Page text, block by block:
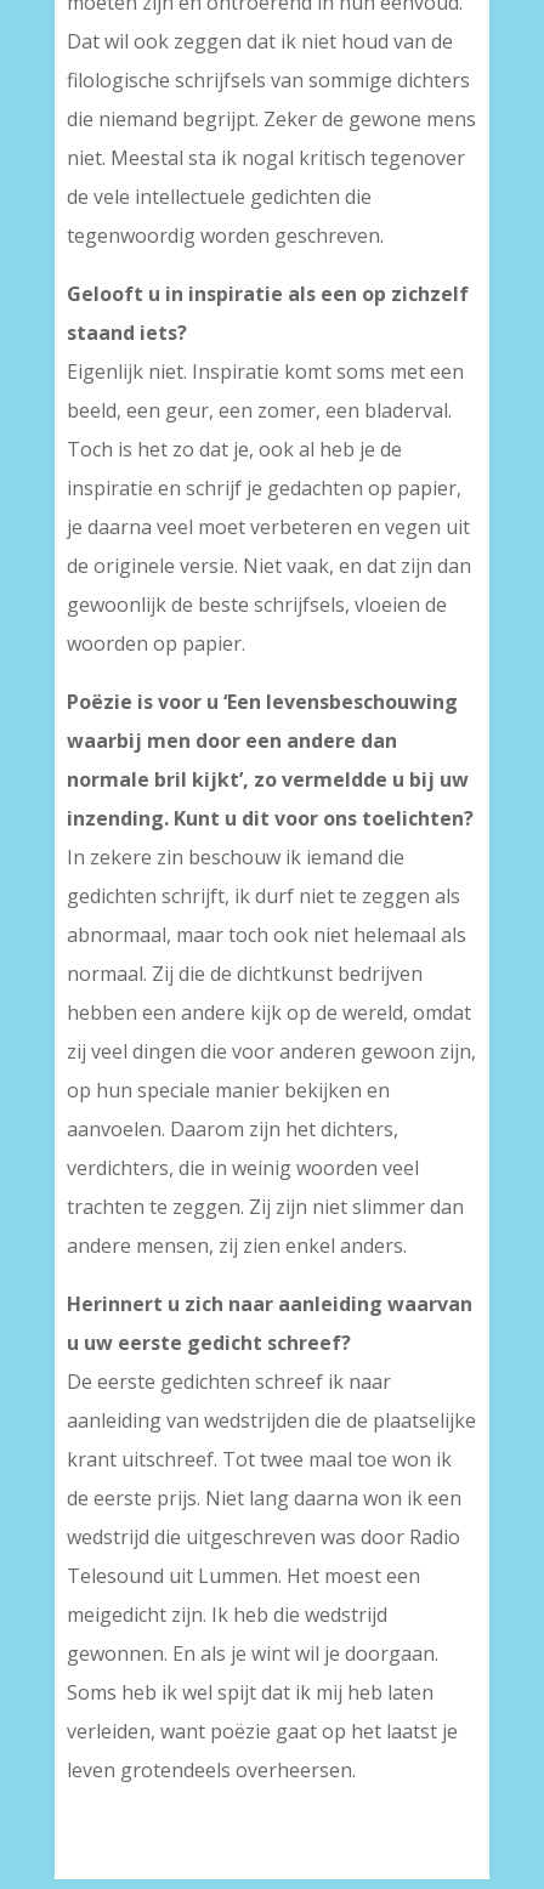
Dat wil ook zeggen dat ik niet houd van de
filologische schrijfsels van sommige dichters
die niemand begrijpt. Zeker de gewone mens
niet. Meestal sta ik nogal kritisch tegenover
de vele intellectuele gedichten die
tegenwoordig worden geschreven.
Gelooft u in inspiratie als een op zichzelf
staand iets?
Eigenlijk niet. Inspiratie komt soms met een
beeld, een geur, een zomer, een bladerval.
Toch is het zo dat je, ook al heb je de
inspiratie en schrijf je gedachten op papier,
je daarna veel moet verbeteren en vegen uit
de originele versie. Niet vaak, en dat zijn dan
gewoonlijk de beste schrijfsels, vloeien de
woorden op papier.
Poëzie is voor u ‘Een levensbeschouwing
waarbij men door een andere dan
normale bril kijkt’, zo vermeldde u bij uw
inzending. Kunt u dit voor ons toelichten?
In zekere zin beschouw ik iemand die
gedichten schrijft, ik durf niet te zeggen als
abnormaal, maar toch ook niet helemaal als
normaal. Zij die de dichtkunst bedrijven
hebben een andere kijk op de wereld, omdat
zij veel dingen die voor anderen gewoon zijn,
op hun speciale manier bekijken en
aanvoelen. Daarom zijn het dichters,
verdichters, die in weinig woorden veel
trachten te zeggen. Zij zijn niet slimmer dan
andere mensen, zij zien enkel anders.
Herinnert u zich naar aanleiding waarvan
u uw eerste gedicht schreef?
De eerste gedichten schreef ik naar
aanleiding van wedstrijden die de plaatselijke
krant uitschreef. Tot twee maal toe won ik
de eerste prijs. Niet lang daarna won ik een
wedstrijd die uitgeschreven was door Radio
Telesound uit Lummen. Het moest een
meigedicht zijn. Ik heb die wedstrijd
gewonnen. En als je wint wil je doorgaan.
Soms heb ik wel spijt dat ik mij heb laten
verleiden, want poëzie gaat op het laatst je
leven grotendeels overheersen.